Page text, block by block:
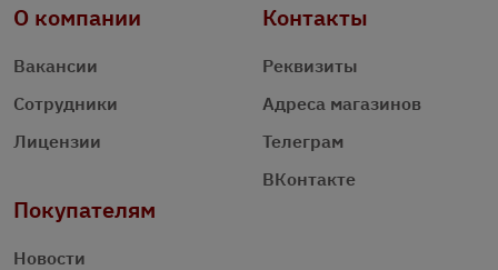
О компании
Вакансии
Сотрудники
Лицензии
Контакты
Реквизиты
Адреса магазинов
Телеграм
ВКонтакте
Покупателям
Новости